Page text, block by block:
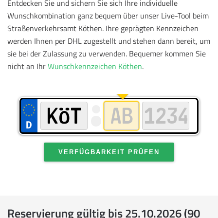
Entdecken Sie und sichern Sie sich Ihre individuelle
Wunschkombination ganz bequem über unser Live-Tool beim
Straßenverkehrsamt Köthen. Ihre geprägten Kennzeichen
werden Ihnen per DHL zugestellt und stehen dann bereit, um
sie bei der Zulassung zu verwenden. Bequemer kommen Sie
nicht an IhrWunschkennzeichen Köthen.
VERFÜGBARKEIT PRÜFEN
Reservierung gültig bis 25.10.2026 (90